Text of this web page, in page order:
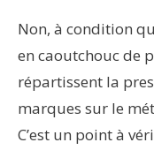
Non, à condition
en caoutchouc de
répartissent la
marques sur le
C’est un point à